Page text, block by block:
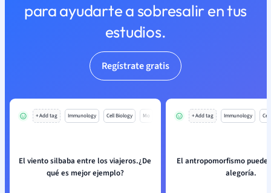
para ayudarte a sobresalir en tus
estudios.
Regístrate gratis
+ Add tag Immunology Cell Biology Mo
El viento silbaba entre los viajeros.¿De
qué es mejor ejemplo?
+ Add tag Immunology
El antropomorfismo puede
alegoría.